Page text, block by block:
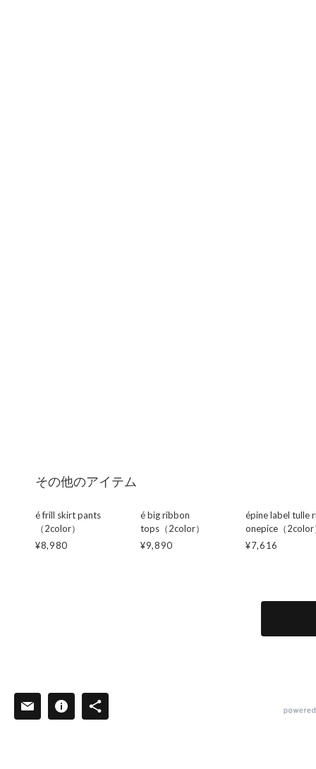
その他のアイテム
é frill skirt pants
（2color）
¥8,980
é big ribbon
tops（2color）
¥9,890
épine label tulle
onepice（2color
¥7,616